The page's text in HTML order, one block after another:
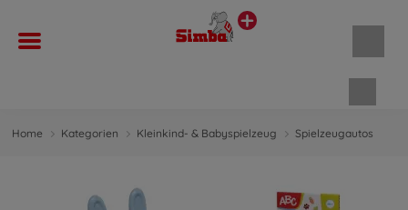
Home Kategorien Kleinkind- & Babyspielzeug Spielzeugautos